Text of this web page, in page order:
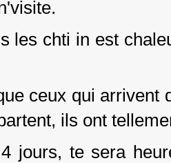
les chti in est
ceux qui arrivent
ils ont
jours, te sera